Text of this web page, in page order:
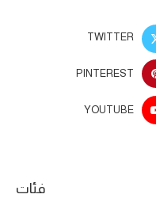
TWITTER
PINTEREST
YOUTUBE
فئات